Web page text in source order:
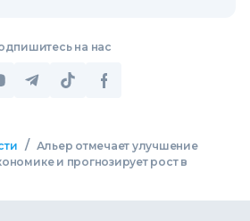
на нас
/ Альер отмечает улучшение
и прогнозирует рост в